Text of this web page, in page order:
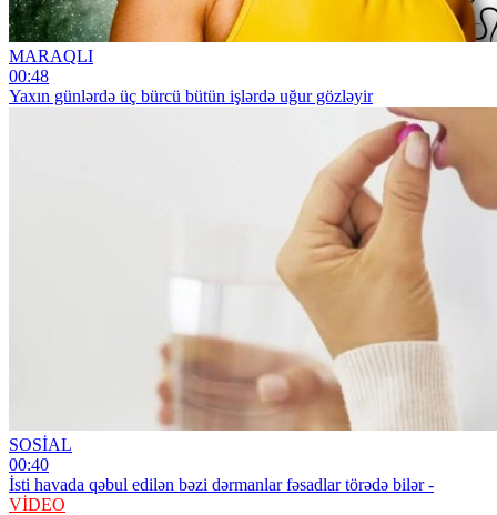
MARAQLI
00:48
Yaxın günlərdə üç bürcü bütün işlərdə uğur gözləyir
SOSİAL
00:40
İsti havada qəbul edilən bəzi dərmanlar fəsadlar törədə bilər -
VİDEO